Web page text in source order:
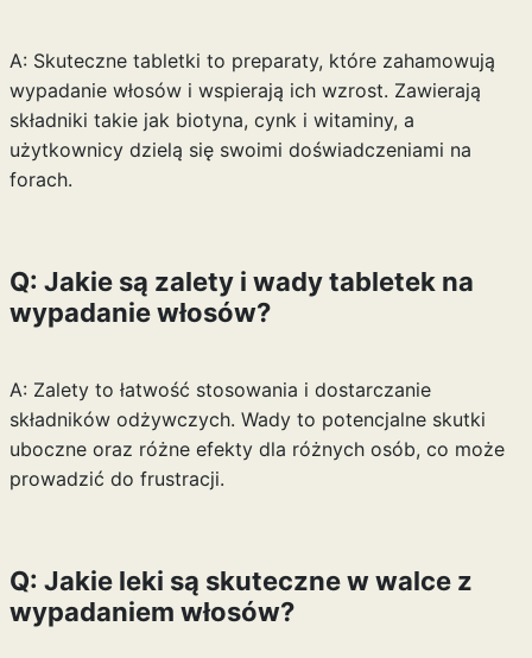
A: Skuteczne tabletki to preparaty, które zahamowują
wypadanie włosów i wspierają ich wzrost. Zawierają
składniki takie jak biotyna, cynk i witaminy, a
użytkownicy dzielą się swoimi doświadczeniami na
forach.
Q: Jakie są zalety i wady tabletek na
wypadanie włosów?
A: Zalety to łatwość stosowania i dostarczanie
składników odżywczych. Wady to potencjalne skutki
uboczne oraz różne efekty dla różnych osób, co może
prowadzić do frustracji.
Q: Jakie leki są skuteczne w walce z
wypadaniem włosów?